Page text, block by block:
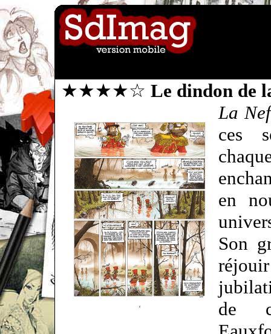
★★★★☆ Le dindon de
La
ces
en
Son
de